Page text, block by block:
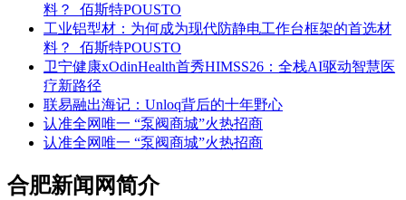
料？_佰斯特POUSTO
工业铝型材：为何成为现代防静电工作台框架的首选材
料？_佰斯特POUSTO
卫宁健康xOdinHealth首秀HIMSS26：全栈AI驱动智慧医
疗新路径
联易融出海记：Unloq背后的十年野心
认准全网唯一 “泵阀商城”火热招商
认准全网唯一 “泵阀商城”火热招商
合肥新闻网简介